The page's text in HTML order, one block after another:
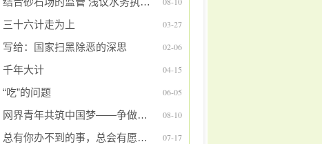
三十六计走为上 03-27
写给：国家扫黑除恶的深思 02-06
千年大计 04-15
“吃”的问题 06-05
网界青年共筑中国梦——争做网络合格公民 08-10
总有你办不到的事，总会有愿意帮助你的人 07-17